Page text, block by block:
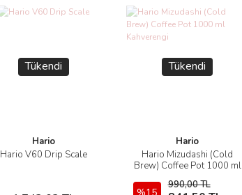
Tükendi
Hario
Hario V60 Drip Scale
İncele
Tükendi
Hario
Hario Mizudashi (Cold
Brew) Coffee Pot 1000 ml
990,00 TL
İncele